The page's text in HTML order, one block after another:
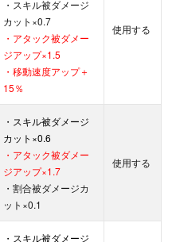
・スキル被ダメージ
カット×0.7
・アタック被ダメー
ジアップ×1.5
・移動速度アップ＋
15％
使用する
・スキル被ダメージ
カット×0.6
・アタック被ダメー
ジアップ×1.7
・割合被ダメージカ
ット×0.1
使用する
・スキル被ダメージ